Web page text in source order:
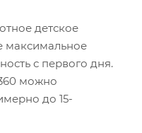
детское
максимальное
с первого дня.
​​можно
до 15-